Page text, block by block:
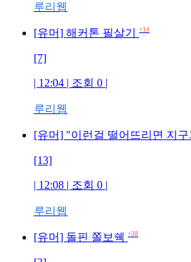
루리웹
[유머] 해커톤 필살기 +14
[7]
| 12:04 | 조회 0 |
루리웹
[유머] "이런걸 떨어뜨리면 지
[13]
| 12:08 | 조회 0 |
루리웹
[유머] 돌핀 쫄보쉑 +38